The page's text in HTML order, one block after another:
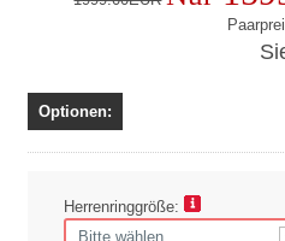
Optionen:
Herrenringgröße: